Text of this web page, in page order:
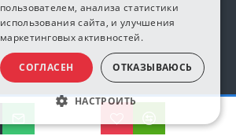
Copyright © 2023, Bebis.lv, Все права защищены
пользователем, анализа статистики
использования сайта, и улучшения
маркетинговых активностей.
СОГЛАСЕН ОТКАЗЫВАЮСЬ
НАСТРОИТЬ